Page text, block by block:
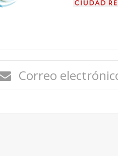
Correo